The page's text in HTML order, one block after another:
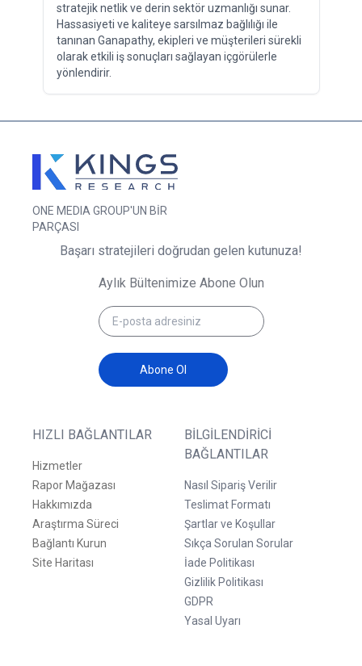
stratejik netlik ve derin sektör uzmanlığı sunar.
Hassasiyeti ve kaliteye sarsılmaz bağlılığı ile
tanınan Ganapathy, ekipleri ve müşterileri sürekli
olarak etkili iş sonuçları sağlayan içgörülerle
yönlendirir.
ONE MEDIA GROUP'UN BİR
PARÇASI
HIZLI BAĞLANTILAR
Hizmetler
Rapor Mağazası
Hakkımızda
Araştırma Süreci
Bağlantı Kurun
Site Haritası
BILGILENDIRICI
BAĞLANTILAR
Nasıl Sipariş Verilir
Teslimat Formatı
Şartlar ve Koşullar
Sıkça Sorulan Sorular
İade Politikası
Gizlilik Politikası
GDPR
Yasal Uyarı
Başarı stratejileri doğrudan gelen kutunuza!
Aylık Bültenimize Abone Olun
Abone Ol